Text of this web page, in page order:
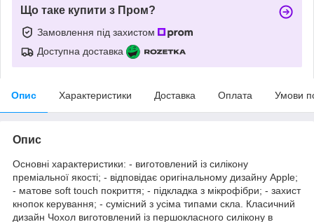
Що таке купити з Пром?
Замовлення під захистом
Доступна доставка
Опис Характеристики Доставка Оплата Умови
Опис
Основні характеристики: - виготовлений із силікону
преміальної якості; - відповідає оригінальному дизайну Apple;
- матове soft touch покриття; - підкладка з мікрофібри; - захист
кнопок керування; - сумісний з усіма типами скла. Класичний
дизайн Чохол виготовлений із першокласного силікону в